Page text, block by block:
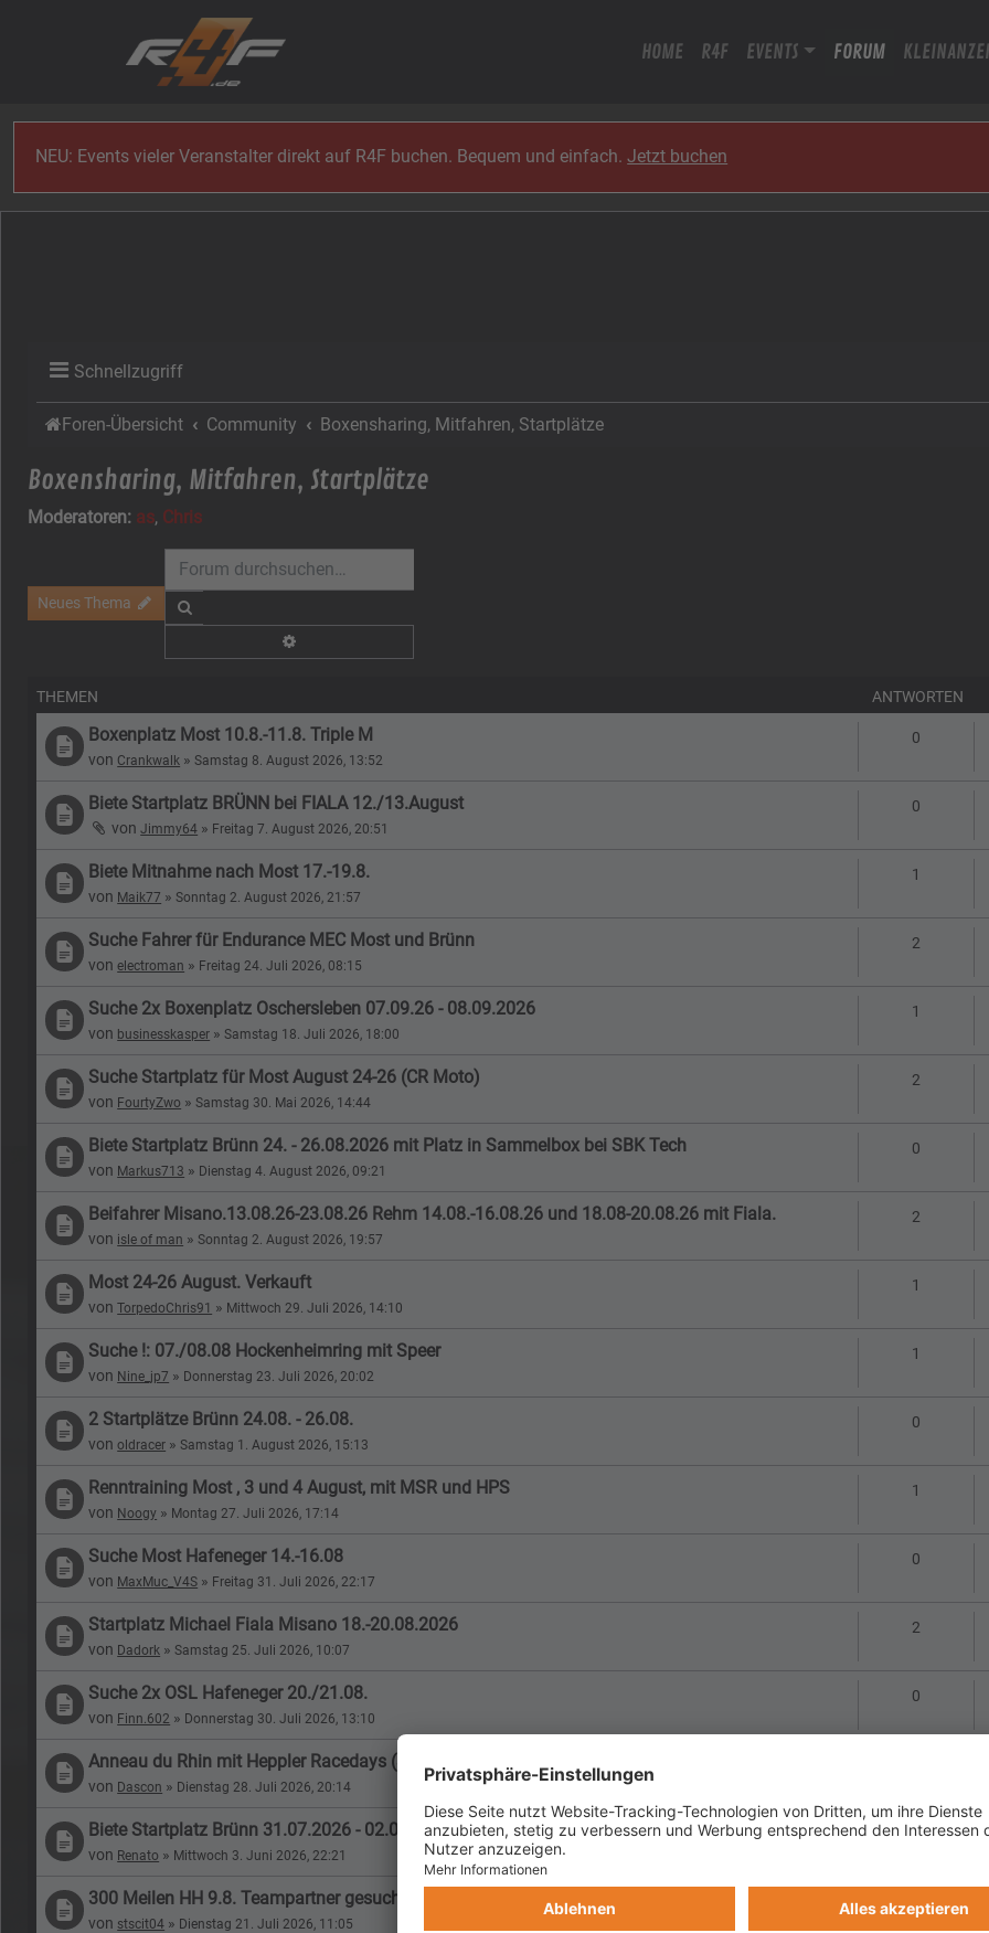
HOME R4F EVENTS FORUM
NEU: Events vieler Veranstalter direkt auf R4F buchen. Bequem und einfach.Jetzt buchen
Schnellzugriff
Foren-Übersicht Community Boxensharing, Mitfahren, Startplätze
Boxensharing, Mitfahren, Startplätze
Moderatoren: as, Chris
Neues Thema
THEMEN ANTWORTEN
Boxenplatz Most 10.8.-11.8. Triple M
von Crankwalk » Samstag 8. August 2026, 13:52
0
Biete Startplatz BRÜNN bei FIALA 12./13.August
vonJimmy64 » Freitag 7. August 2026, 20:51
0
Biete Mitnahme nach Most 17.-19.8.
von Maik77 » Sonntag 2. August 2026, 21:57
1
Suche Fahrer für Endurance MEC Most und Brünn
vonelectroman » Freitag 24. Juli 2026, 08:15
2
Suche 2x Boxenplatz Oschersleben 07.09.26 - 08.09.2026
von businesskasper » Samstag 18. Juli 2026, 18:00
1
Suche Startplatz für Most August 24-26 (CR Moto)
von FourtyZwo » Samstag 30. Mai 2026, 14:44
2
Biete Startplatz Brünn 24. - 26.08.2026 mit Platz in Sammelbox bei SBK Tech
von Markus713 » Dienstag 4. August 2026, 09:21
0
Beifahrer Misano.13.08.26-23.08.26 Rehm 14.08.-16.08.26 und 18.08-20.08.26 mit Fiala.
von isle of man » Sonntag 2. August 2026, 19:57
2
Most 24-26 August. Verkauft
vonTorpedoChris91 » Mittwoch 29. Juli 2026, 14:10
1
Suche !: 07./08.08 Hockenheimring mit Speer
von Nine_jp7 » Donnerstag 23. Juli 2026, 20:02
1
2 Startplätze Brünn 24.08. - 26.08.
vonoldracer » Samstag 1. August 2026, 15:13
0
Renntraining Most , 3 und 4 August, mit MSR und HPS
von Noogy » Montag 27. Juli 2026, 17:14
1
Suche Most Hafeneger 14.-16.08
von MaxMuc_V4S » Freitag 31. Juli 2026, 22:17
0
Startplatz Michael Fiala Misano 18.-20.08.2026
von Dadork » Samstag 25. Juli 2026, 10:07
2
Suche 2x OSL Hafeneger 20./21.08.
von Finn.602 » Donnerstag 30. Juli 2026, 13:10
0
Anneau du Rhin mit Heppler Racedays (30./31.07.26)
von Dascon » Dienstag 28. Juli 2026, 20:14
Biete Startplatz Brünn 31.07.2026 - 02.08.2026 (Speer)
von Renato » Mittwoch 3. Juni 2026, 22:21
4
300 Meilen HH 9.8. Teampartner gesucht
von stscit04 » Dienstag 21. Juli 2026, 11:05
Antworten